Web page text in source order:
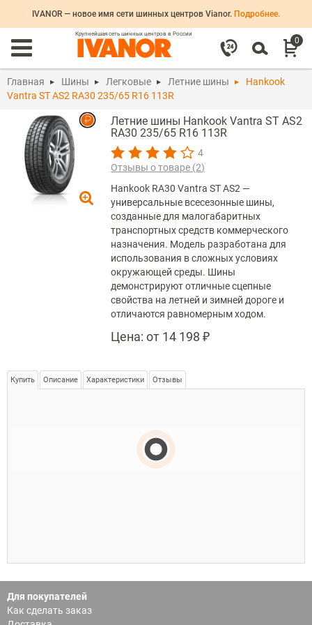
IVANOR — новое имя сети шинных центров Vianor. Подробнее.
0
Крупнейшая сеть шинных центров в России
Главная Шины Легковые Летние шины
Hankook
Vantra ST AS2 RA30 235/65 R16 113R
Летние шины Hankook Vantra ST AS2
RA30 235/65 R16 113R
4
Отзывы о товаре (2)
Hankook RA30 Vantra ST AS2 —
универсальные всесезонные шины,
созданные для малогабаритных
транспортных средств коммерческого
назначения. Модель разработана для
использования в сложных условиях
окружающей среды. Шины
демонстрируют отличные сцепные
свойства на летней и зимней дороге и
отличаются равномерным ходом.
Цена: от 14 198 ₽
Купить Описание Характеристики Отзывы
Для покупателей
Как сделать заказ